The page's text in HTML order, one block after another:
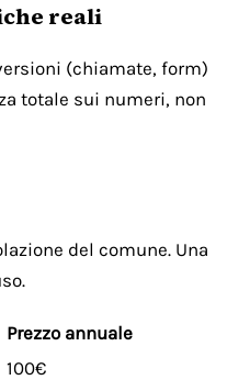
reali
(chiamate, form)
totale sui numeri, non
del comune. Una
Prezzo annuale
100€